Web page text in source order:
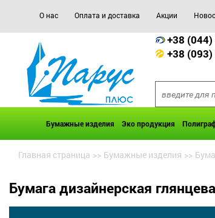
О нас Оплата и доставка Акции
+38
+38
Бумажные изделия Эко продукция
Главная страница >> Бумажные изделия >>
Бумага дизайнерская